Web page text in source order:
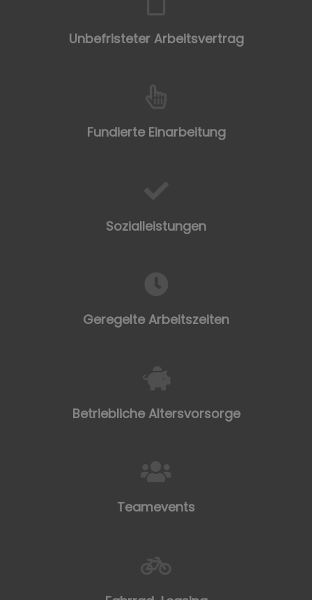
Unbefristeter Arbeitsvertrag
Fundierte Einarbeitung
Sozialleistungen
Geregelte Arbeitszeiten
Betriebliche Altersvorsorge
Teamevents